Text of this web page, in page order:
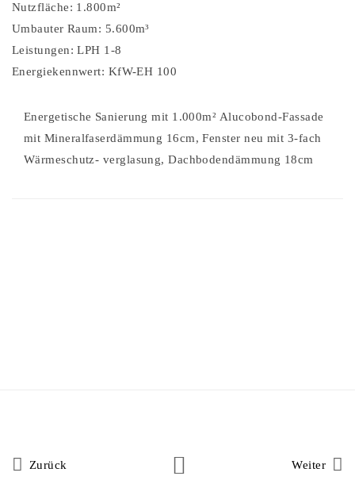
Nutzfläche: 1.800m²
Umbauter Raum: 5.600m³
Leistungen: LPH 1-8
Energiekennwert: KfW-EH 100
Energetische Sanierung mit 1.000m² Alucobond-Fassade
mit Mineralfaserdämmung 16cm, Fenster neu mit 3-fach
Wärmeschutz- verglasung, Dachbodendämmung 18cm
Zurück Weiter